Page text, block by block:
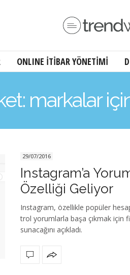
ONLINE İTİBAR YÖNETİMİ
markalar
29/07/2016
Instagram’a
Özelliği Geliyor
Instagram, özellikle popüler
trol yorumlarla başa çıkmak için
sunacağını açıkladı.